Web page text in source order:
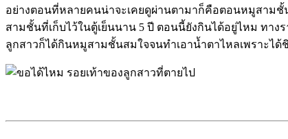
อย่างตอนที่หลายคนน่าจะเคยดูผ่านตามาก็คือตอนหมูสามชั้
สามชั้นที่เก็บไว้ในตู้เย็นนาน 5 ปี ตอนนี้ยังกินได้อยู่ไหม ทาง
ลูกสาวก็ได้กินหมูสามชั้นสมใจจนทำเอาน้ำตาไหลเพราะไ